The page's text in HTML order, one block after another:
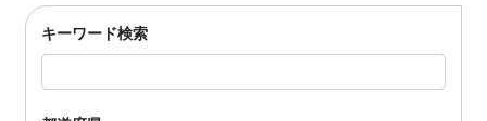
キーワード検索